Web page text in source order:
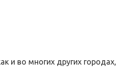
и во многих других городах,